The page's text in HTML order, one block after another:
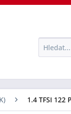
1.4 TFSI 122